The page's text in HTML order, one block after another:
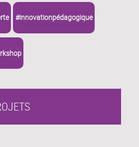
#innovationpédagogique